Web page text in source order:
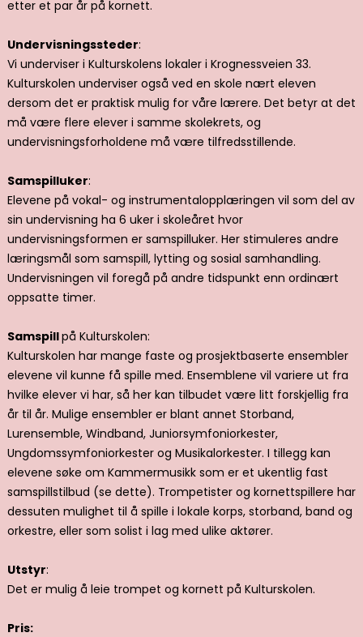
etter et par år på kornett.
Undervisningssteder:
Vi underviser i Kulturskolens lokaler i Krognessveien 33.
Kulturskolen underviser også ved en skole nært eleven
dersom det er praktisk mulig for våre lærere. Det betyr at det
må være flere elever i samme skolekrets, og
undervisningsforholdene må være tilfredsstillende.
Samspilluker:
Elevene på vokal- og instrumentalopplæringen vil som del av
sin undervisning ha 6 uker i skoleåret hvor
undervisningsformen er samspilluker. Her stimuleres andre
læringsmål som samspill, lytting og sosial samhandling.
Undervisningen vil foregå på andre tidspunkt enn ordinært
oppsatte timer.
Samspillpå Kulturskolen:
Kulturskolen har mange faste og prosjektbaserte ensembler
elevene vil kunne få spille med. Ensemblene vil variere ut fra
hvilke elever vi har, så her kan tilbudet være litt forskjellig fra
år til år. Mulige ensembler er blant annet Storband,
Lurensemble, Windband, Juniorsymfoniorkester,
Ungdomssymfoniorkester og Musikalorkester. I tillegg kan
elevene søke om Kammermusikk som er et ukentlig fast
samspillstilbud (se dette). Trompetister og kornettspillere har
dessuten mulighet til å spille i lokale korps, storband, band og
orkestre, eller som solist i lag med ulike aktører.
Utstyr:
Det er mulig å leie trompet og kornett på Kulturskolen.
Pris: